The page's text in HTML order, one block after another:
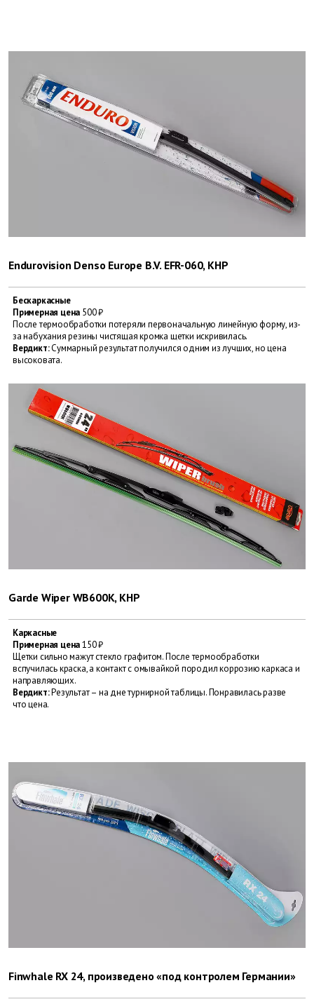
Endurovision Denso Europe B.V. EFR-060, КНР
Бескаркасные
Примерная цена 500 ₽
После термообработки потеряли первоначальную линейную форму, из-
за набухания резины чистящая кромка щетки искривилась.
Вердикт:Суммарный результат получился одним из лучших, но цена
высоковата.
Garde Wiper WB600K, КНР
Каркасные
Примерная цена150 ₽
Щетки сильно мажут стекло графитом. После термообработки
вспучилась краска, а контакт с омывайкой породил коррозию каркаса и
направляющих.
Вердикт:Результат – на дне турнирной таблицы. Понравилась разве
что цена.
Finwhale RX 24, произведено «под контролем Германии»